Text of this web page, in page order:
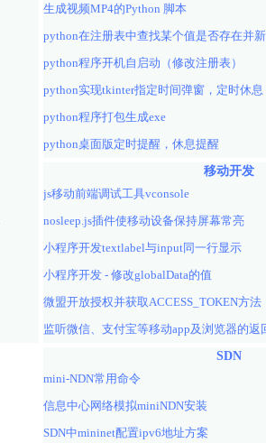
生成视频MP4的Python 脚本
python在注册表中查找某个值是否存在并
python程序开机自启动（修改注册表）
python实现tkinter指定时间弹窗，定时休息
python程序打包生成exe
python桌面版定时提醒，休息提醒
移动开发
js移动前端调试工具vconsole
nosleep.js插件使移动设备保持屏幕常亮
小程序开发textlabel与input同一行显示
小程序开发 - 修改globalData的值
微盟开放授权并获取ACCESS_TOKEN方法
SDN
mini-NDN常用命令
信息中心网络模拟miniNDN安装
SDN中mininet配置ipv6地址方案